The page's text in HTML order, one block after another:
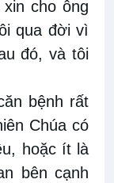
cho ông
qua đời vì
đó, và tôi
ăn bệnh rất
Chúa có
hoặcít là
bên cạnh